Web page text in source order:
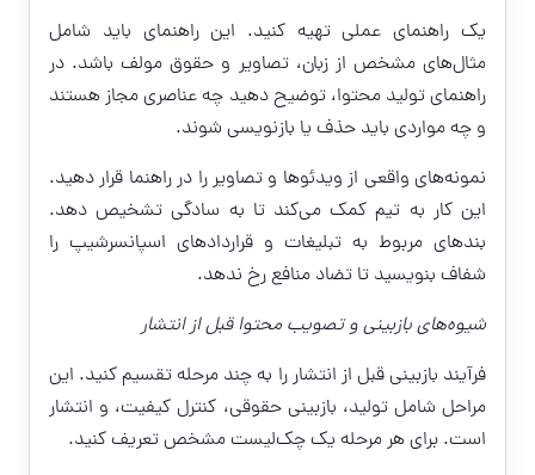
یک راهنمای عملی تهیه کنید. این راهنمای باید شامل
مثال‌های مشخص از زبان، تصاویر و حقوق مولف باشد. در
راهنمای تولید محتوا، توضیح دهید چه عناصری مجاز هستند
و چه مواردی باید حذف یا بازنویسی شوند.
نمونه‌های واقعی از ویدئوها و تصاویر را در راهنما قرار دهید.
این کار به تیم کمک می‌کند تا به سادگی تشخیص دهد.
بندهای مربوط به تبلیغات و قراردادهای اسپانسرشیپ را
شفاف بنویسید تا تضاد منافع رخ ندهد.
شیوه‌های بازبینی و تصویب محتوا قبل از انتشار
فرآیند بازبینی قبل از انتشار را به چند مرحله تقسیم کنید. این
مراحل شامل تولید، بازبینی حقوقی، کنترل کیفیت، و انتشار
است. برای هر مرحله یک چک‌لیست مشخص تعریف کنید.